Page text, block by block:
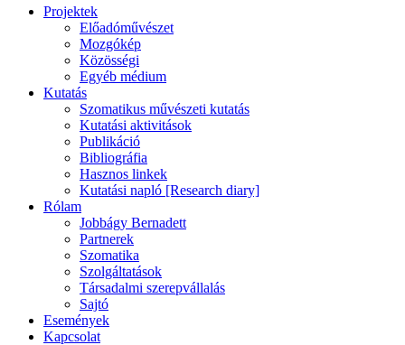
Projektek
Előadóművészet
Mozgókép
Közösségi
Egyéb médium
Kutatás
Szomatikus művészeti kutatás
Kutatási aktivitások
Publikáció
Bibliográfia
Hasznos linkek
Kutatási napló [Research diary]
Rólam
Jobbágy Bernadett
Partnerek
Szomatika
Szolgáltatások
Társadalmi szerepvállalás
Sajtó
Események
Kapcsolat